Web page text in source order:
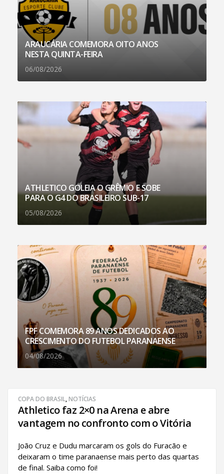
ARAUCÁRIA COMEMORA OITO ANOS
NESTA QUINTA-FEIRA
06/08/2026
ATHLETICO GOLEIA O GRÊMIO E SOBE
PARA O G4 DO BRASILEIRO SUB-17
05/08/2026
FPF COMEMORA 89 ANOS DEDICADOS AO
CRESCIMENTO DO FUTEBOL PARANAENSE
04/08/2026
COPA DO BRASIL,NOTÍCIAS
Athletico faz 2×0 na Arena e abre
vantagem no confronto com o Vitória
João Cruz e Dudu marcaram os gols do Furacão e
deixaram o time paranaense mais perto das quartas
de final. Saiba como foi!